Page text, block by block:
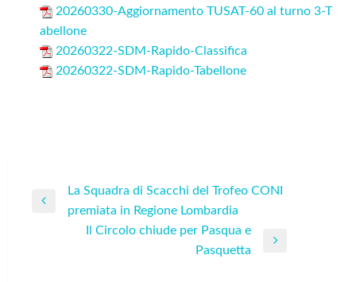
20260330-Aggiornamento TUSAT-60 al turno 3-T
abellone
20260322-SDM-Rapido-Classifica
20260322-SDM-Rapido-Tabellone
Navigazione
articoli
Previous
La Squadra di Scacchi del Trofeo CONI
premiata in Regione Lombardia
Il Circolo chiude per Pasqua e
Pasquetta